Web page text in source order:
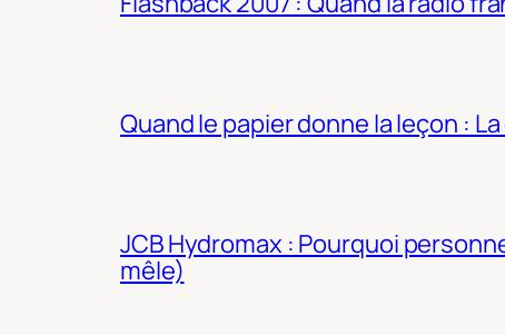
Quand le papier donne la leçon :
JCB Hydromax : Pourquoi
mêle)